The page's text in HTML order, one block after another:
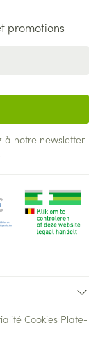
promotions
à notre newsletter
.
Cookies Plate-